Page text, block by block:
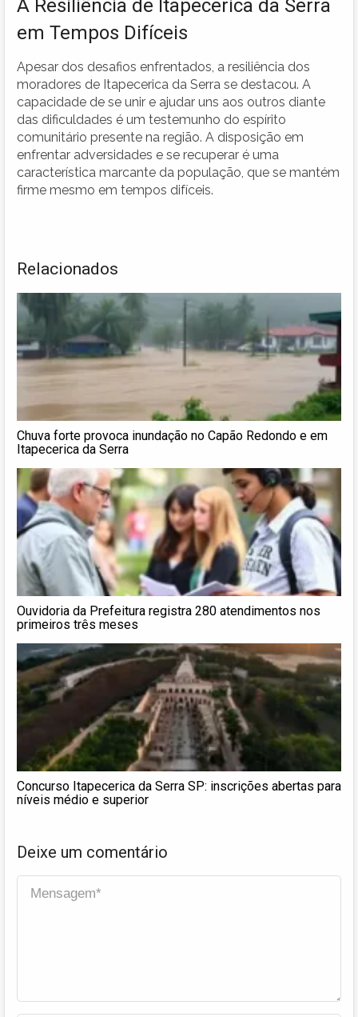
A Resiliência de Itapecerica da Serra
em Tempos Difíceis
Apesar dos desafios enfrentados, a resiliência dos
moradores de Itapecerica da Serra se destacou. A
capacidade de se unir e ajudar uns aos outros diante
das dificuldades é um testemunho do espírito
comunitário presente na região. A disposição em
enfrentar adversidades e se recuperar é uma
característica marcante da população, que se mantém
firme mesmo em tempos difíceis.
Relacionados
Chuva forte provoca inundação no Capão Redondo e em
Itapecerica da Serra
Ouvidoria da Prefeitura registra 280 atendimentos nos
primeiros três meses
Concurso Itapecerica da Serra SP: inscrições abertas para
níveis médio e superior
Deixe um comentário